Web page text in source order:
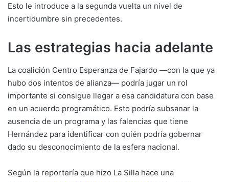
Esto le introduce a la segunda vuelta un nivel de
incertidumbre sin precedentes.
Las estrategias hacia adelante
La coalición Centro Esperanza de Fajardo —con la que ya
hubo dos intentos de alianza— podría jugar un rol
importante si consigue llegar a esa candidatura con base
en un acuerdo programático. Esto podría subsanar la
ausencia de un programa y las falencias que tiene
Hernández para identificar con quién podría gobernar
dado su desconocimiento de la esfera nacional.
Según la reportería que hizo La Silla hace una